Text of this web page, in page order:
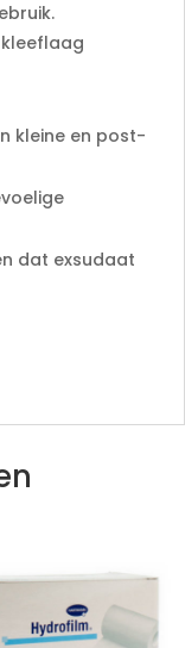
kleine en post-
dat exsudaat